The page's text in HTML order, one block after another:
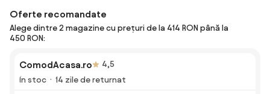
Oferte recomandate
Alege dintre 2 magazine cu prețuri de la 414 RON până la
450 RON:
ComodAcasa.ro
4,5
În stoc
14 zile de returnat